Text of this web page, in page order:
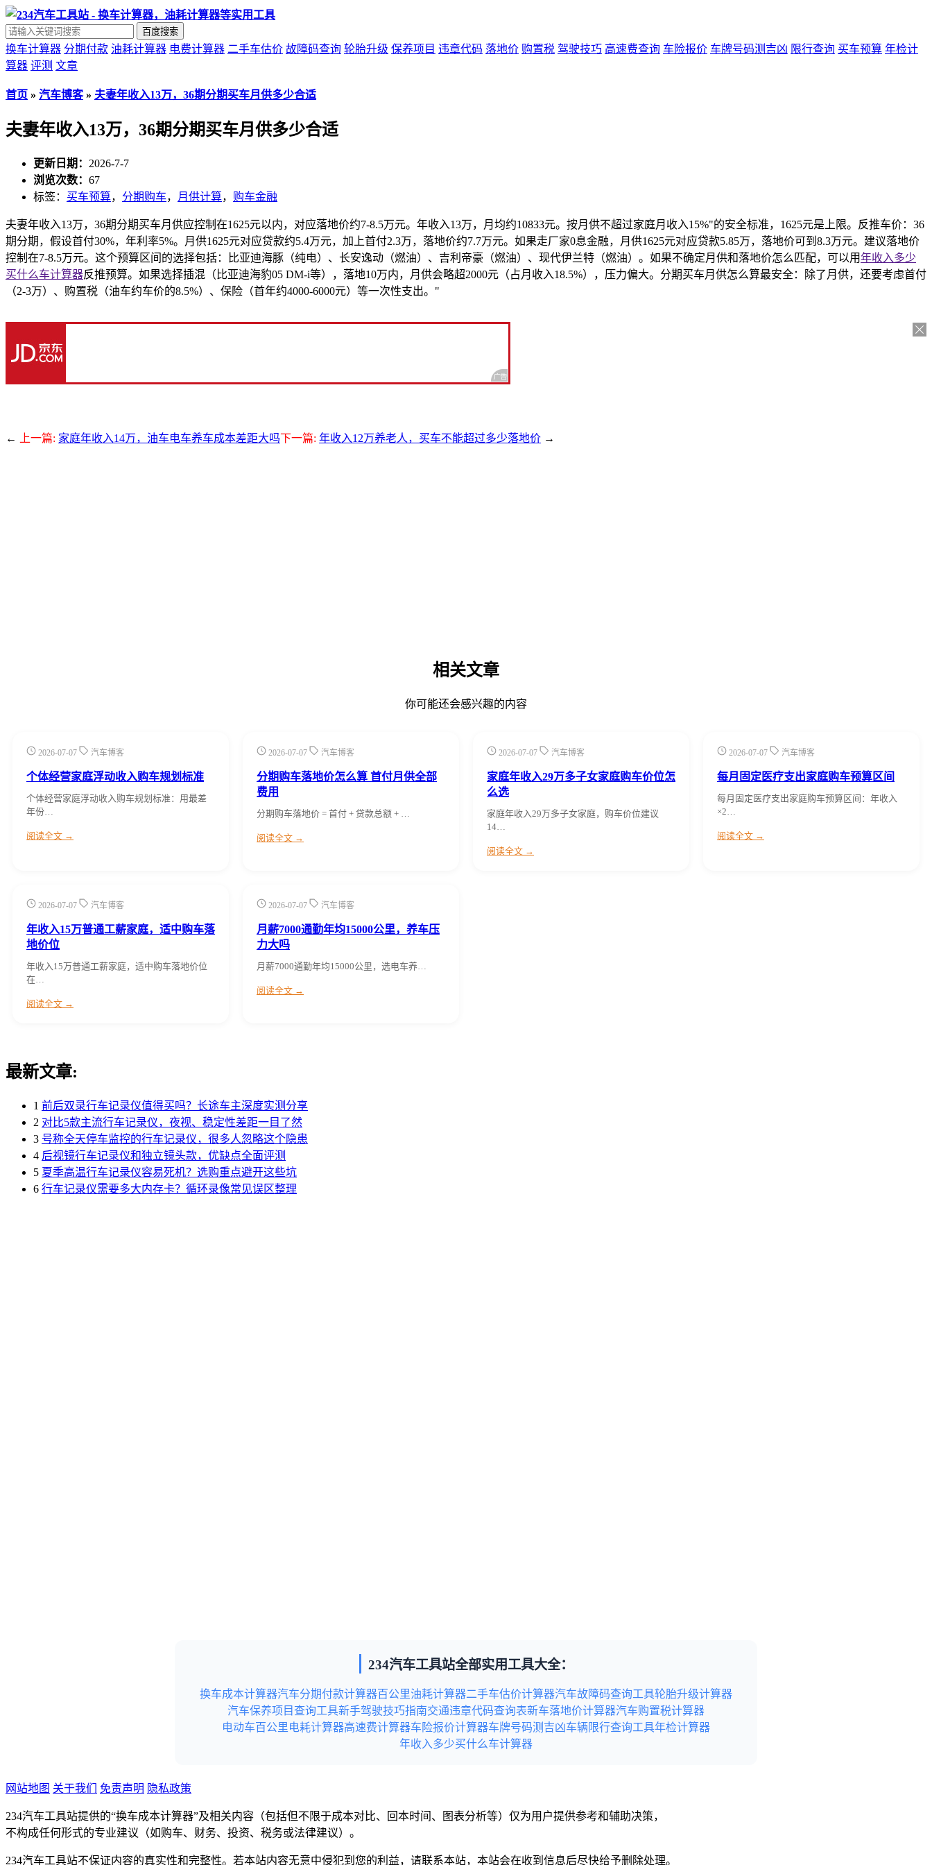
百度搜索
换车计算器 分期付款 油耗计算器 电费计算器 二手车估价 故障码查询 轮胎升级 保养项目 违章代码 落地价 购置税 驾驶技巧 高速费查询 车险报价 车牌号码测吉凶 限行查询 买车预算 年检计
算器 评测 文章
首页 » 汽车博客» 夫妻年收入13万，36期分期买车月供多少合适
夫妻年收入13万，36期分期买车月供多少合适
更新日期： 2026-7-7
浏览次数： 67
标签： 买车预算， 分期购车， 月供计算， 购车金融
夫妻年收入13万，36期分期买车月供应控制在1625元以内，对应落地价约7-8.5万元。年收入13万，月均约10833元。按月供不超过家庭月收入15%"的安全标准，1625元是上限。反推车价：36
期分期，假设首付30%，年利率5%。月供1625元对应贷款约5.4万元，加上首付2.3万，落地价约7.7万元。如果走厂家0息金融，月供1625元对应贷款5.85万，落地价可到8.3万元。建议落地价
控制在7-8.5万元。这个预算区间的选择包括：比亚迪海豚（纯电）、长安逸动（燃油）、吉利帝豪（燃油）、现代伊兰特（燃油）。如果不确定月供和落地价怎么匹配，可以用年收入多少
买什么车计算器反推预算。如果选择插混（比亚迪海豹05 DM-i等），落地10万内，月供会略超2000元（占月收入18.5%），压力偏大。分期买车月供怎么算最安全：除了月供，还要考虑首付
（2-3万）、购置税（油车约车价的8.5%）、保险（首年约4000-6000元）等一次性支出。"
← 上一篇: 家庭年收入14万，油车电车养车成本差距大吗下一篇: 年收入12万养老人，买车不能超过多少落地价 →
相关文章
你可能还会感兴趣的内容
2026-07-07 汽车博客
个体经营家庭浮动收入购车规划标准
个体经营家庭浮动收入购车规划标准：用最差
年份…
阅读全文 →
2026-07-07 汽车博客
分期购车落地价怎么算 首付月供全部
费用
分期购车落地价 = 首付 + 贷款总额 + …
阅读全文 →
2026-07-07 汽车博客
家庭年收入29万多子女家庭购车价位怎
么选
家庭年收入29万多子女家庭，购车价位建议
14…
阅读全文 →
2026-07-07 汽车博客
每月固定医疗支出家庭购车预算区间
每月固定医疗支出家庭购车预算区间：年收入
×2…
阅读全文 →
2026-07-07 汽车博客
年收入15万普通工薪家庭，适中购车落
地价位
年收入15万普通工薪家庭，适中购车落地价位
在…
阅读全文 →
2026-07-07 汽车博客
月薪7000通勤年均15000公里，养车压
力大吗
月薪7000通勤年均15000公里，选电车养…
阅读全文 →
最新文章:
1 前后双录行车记录仪值得买吗？长途车主深度实测分享
2 对比5款主流行车记录仪，夜视、稳定性差距一目了然
3 号称全天停车监控的行车记录仪，很多人忽略这个隐患
4 后视镜行车记录仪和独立镜头款，优缺点全面评测
5 夏季高温行车记录仪容易死机？选购重点避开这些坑
6 行车记录仪需要多大内存卡？循环录像常见误区整理
234汽车工具站全部实用工具大全：
换车成本计算器汽车分期付款计算器百公里油耗计算器二手车估价计算器汽车故障码查询工具轮胎升级计算器
汽车保养项目查询工具新手驾驶技巧指南交通违章代码查询表新车落地价计算器汽车购置税计算器
电动车百公里电耗计算器高速费计算器车险报价计算器车牌号码测吉凶车辆限行查询工具年检计算器
年收入多少买什么车计算器
网站地图 关于我们 免责声明 隐私政策
234汽车工具站提供的“换车成本计算器”及相关内容（包括但不限于成本对比、回本时间、图表分析等）仅为用户提供参考和辅助决策，
不构成任何形式的专业建议（如购车、财务、投资、税务或法律建议）。
234汽车工具站不保证内容的真实性和完整性。若本站内容无意中侵犯到您的利益，请联系本站，本站会在收到信息后尽快给予删除处理。